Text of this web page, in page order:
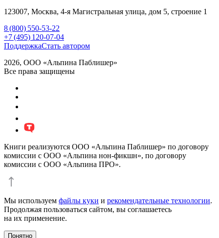
123007, Москва, 4-я Магистральная улица, дом 5, строение 1
8 (800) 550-53-22
+7 (495) 120-07-04
ПоддержкаСтать автором
2026, ООО «Альпина Паблишер»
Все права защищены
Книги реализуются ООО «Альпина Паблишер» по договору
комиссии с ООО «Альпина нон-фикшн», по договору
комиссии с ООО «Альпина ПРО».
Мы используем файлы куки и рекомендательные технологии.
Продолжая пользоваться сайтом, вы соглашаетесь
на их применение.
Понятно